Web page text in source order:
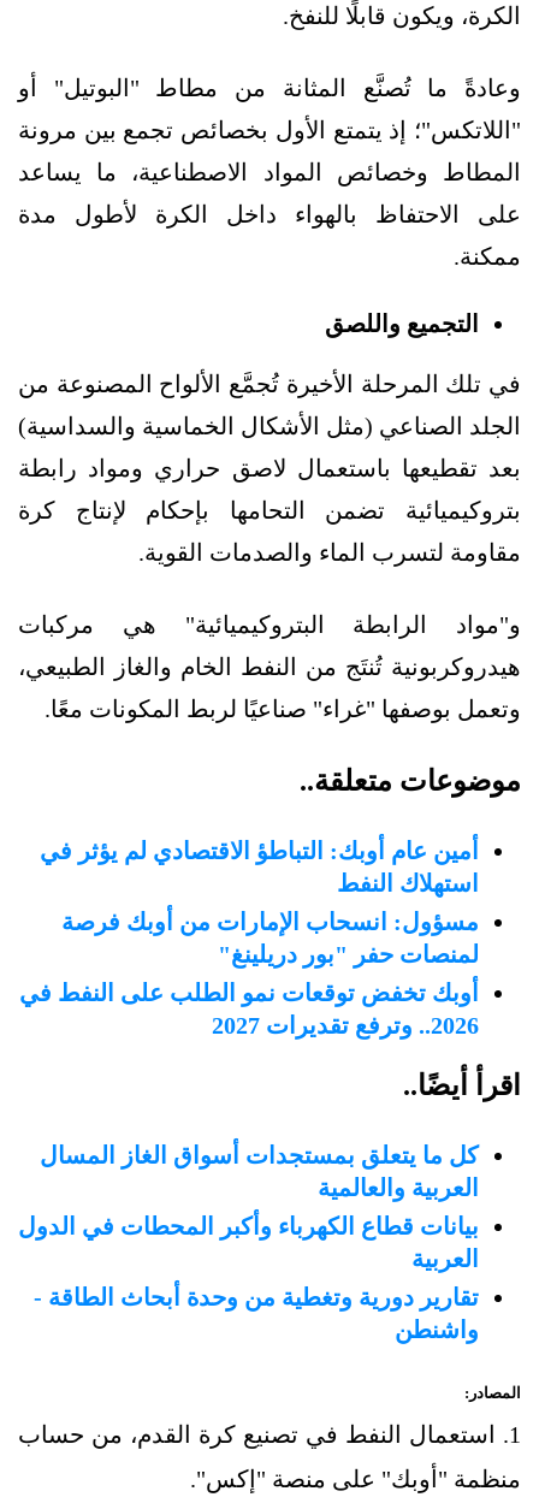
الكرة، ويكون قابلًا للنفخ.
وعادةً ما تُصنَّع المثانة من مطاط "البوتيل" أو
"اللاتكس"؛ إذ يتمتع الأول بخصائص تجمع بين مرونة
المطاط وخصائص المواد الاصطناعية، ما يساعد
على الاحتفاظ بالهواء داخل الكرة لأطول مدة
ممكنة.
التجميع واللصق
في تلك المرحلة الأخيرة تُجمَّع الألواح المصنوعة من
الجلد الصناعي (مثل الأشكال الخماسية والسداسية)
بعد تقطيعها باستعمال لاصق حراري ومواد رابطة
بتروكيميائية تضمن التحامها بإحكام لإنتاج كرة
مقاومة لتسرب الماء والصدمات القوية.
و"مواد الرابطة البتروكيميائية" هي مركبات
هيدروكربونية تُنتَج من النفط الخام والغاز الطبيعي،
وتعمل بوصفها "غراء" صناعيًا لربط المكونات معًا.
موضوعات متعلقة..
أمين عام أوبك: التباطؤ الاقتصادي لم يؤثر في
استهلاك النفط
مسؤول: انسحاب الإمارات من أوبك فرصة
لمنصات حفر "بور دريلينغ"
أوبك تخفض توقعات نمو الطلب على النفط في
2026.. وترفع تقديرات 2027
اقرأ أيضًا..
كل ما يتعلق بمستجدات أسواق الغاز المسال
العربية والعالمية
بيانات قطاع الكهرباء وأكبر المحطات في الدول
العربية
تقارير دورية وتغطية من وحدة أبحاث الطاقة -
واشنطن
المصادر:
1. استعمال النفط في تصنيع كرة القدم، من حساب
منظمة "أوبك" على منصة "إكس".